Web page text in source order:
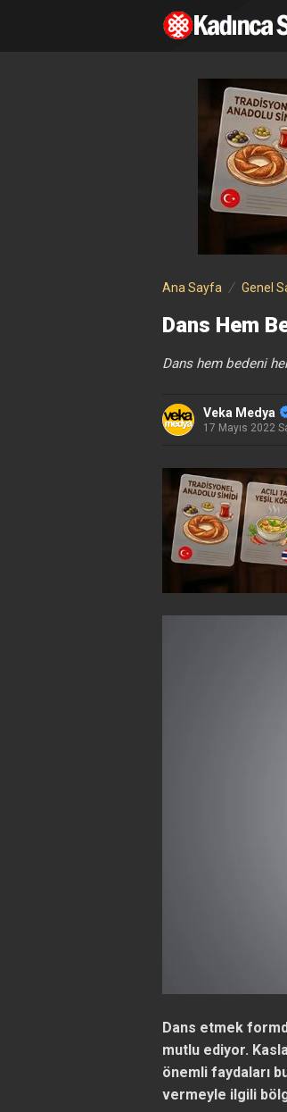
Ana Sayfa Genel
Dans Hem
Dans hem bedeni
Veka Medya
17 Mayıs 2022
Dans etmek
mutlu ediyor.
önemli faydaları
vermeyle ilgili